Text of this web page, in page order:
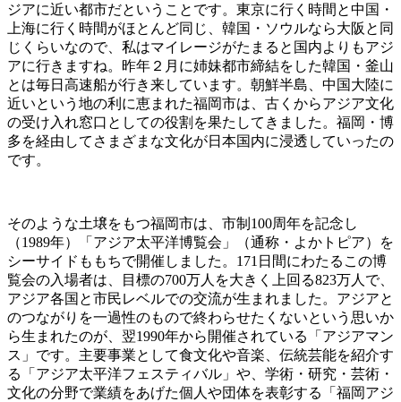
ジアに近い都市だということです。東京に行く時間と中国・
上海に行く時間がほとんど同じ、韓国・ソウルなら大阪と同
じくらいなので、私はマイレージがたまると国内よりもアジ
アに行きますね。昨年２月に姉妹都市締結をした韓国・釜山
とは毎日高速船が行き来しています。朝鮮半島、中国大陸に
近いという地の利に恵まれた福岡市は、古くからアジア文化
の受け入れ窓口としての役割を果たしてきました。福岡・博
多を経由してさまざまな文化が日本国内に浸透していったの
です。
そのような土壌をもつ福岡市は、市制100周年を記念し
（1989年）「アジア太平洋博覧会」（通称・よかトピア）を
シーサイドももちで開催しました。171日間にわたるこの博
覧会の入場者は、目標の700万人を大きく上回る823万人で、
アジア各国と市民レベルでの交流が生まれました。アジアと
のつながりを一過性のもので終わらせたくないという思いか
ら生まれたのが、翌1990年から開催されている「アジアマン
ス」です。主要事業として食文化や音楽、伝統芸能を紹介す
る「アジア太平洋フェスティバル」や、学術・研究・芸術・
文化の分野で業績をあげた個人や団体を表彰する「福岡アジ